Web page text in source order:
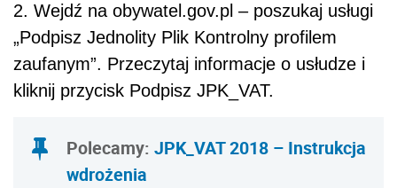
2. Wejdź na obywatel.gov.pl – poszukaj usługi
„Podpisz Jednolity Plik Kontrolny profilem
zaufanym”. Przeczytaj informacje o usłudze i
kliknij przycisk Podpisz JPK_VAT.
Polecamy: JPK_VAT 2018 – Instrukcja
wdrożenia